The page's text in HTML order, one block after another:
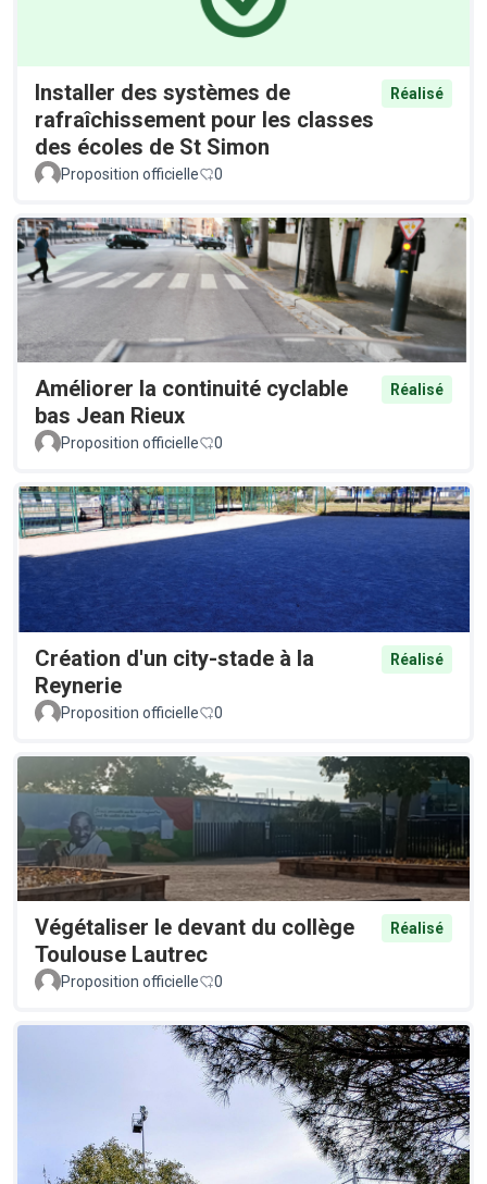
Installer des systèmes de
rafraîchissement pour les classes
des écoles de St Simon
Réalisé
Proposition officielle 0
Améliorer la continuité cyclable
bas Jean Rieux
Réalisé
Proposition officielle 0
Création d'un city-stade à la
Reynerie
Réalisé
Proposition officielle 0
Végétaliser le devant du collège
Toulouse Lautrec
Réalisé
Proposition officielle 0